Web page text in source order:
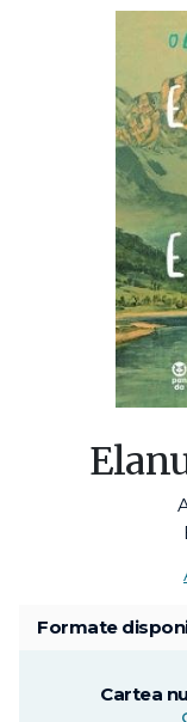
Formate
Cartea